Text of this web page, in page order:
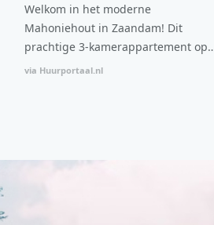
Welkom in het moderne
Mahoniehout in Zaandam! Dit
prachtige 3-kamerappartement op
de 6e verdieping biedt een ideale
van €107,50 per maand is dit een
via Huurportaal.nl